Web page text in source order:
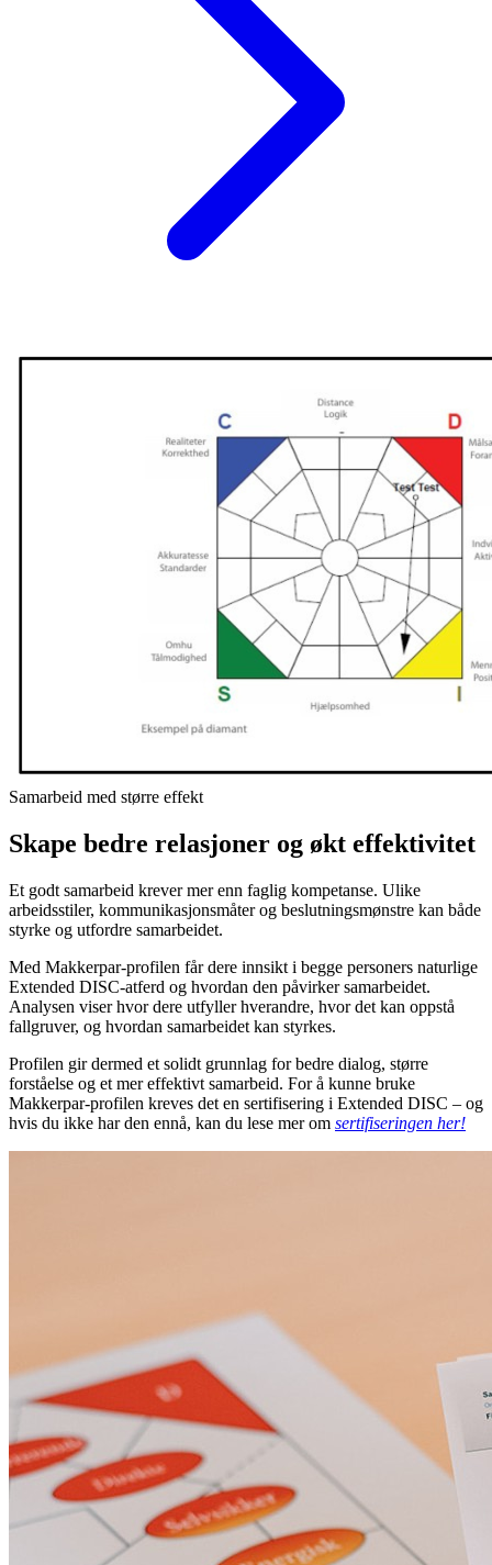
Samarbeid med større effekt
Skape bedre relasjoner og økt effektivitet
Et godt samarbeid krever mer enn faglig kompetanse. Ulike
arbeidsstiler, kommunikasjonsmåter og beslutningsmønstre kan både
styrke og utfordre samarbeidet.
Med Makkerpar-profilen får dere innsikt i begge personers naturlige
Extended DISC-atferd og hvordan den påvirker samarbeidet.
Analysen viser hvor dere utfyller hverandre, hvor det kan oppstå
fallgruver, og hvordan samarbeidet kan styrkes.
Profilen gir dermed et solidt grunnlag for bedre dialog, større
forståelse og et mer effektivt samarbeid. For å kunne bruke
Makkerpar-profilen kreves det en sertifisering i Extended DISC – og
hvis du ikke har den ennå, kan du lese mer om sertifiseringen her!